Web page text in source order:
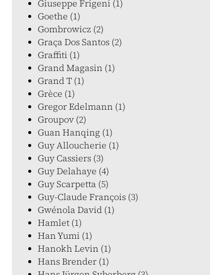
Giuseppe Frigeni (1)
Goethe (1)
Gombrowicz (2)
Graça Dos Santos (2)
Graffiti (1)
Grand Magasin (1)
Grand T (1)
Grèce (1)
Gregor Edelmann (1)
Groupov (2)
Guan Hanqing (1)
Guy Alloucherie (1)
Guy Cassiers (3)
Guy Delahaye (4)
Guy Scarpetta (5)
Guy-Claude François (3)
Gwénola David (1)
Hamlet (1)
Han Yumi (1)
Hanokh Levin (1)
Hans Brender (1)